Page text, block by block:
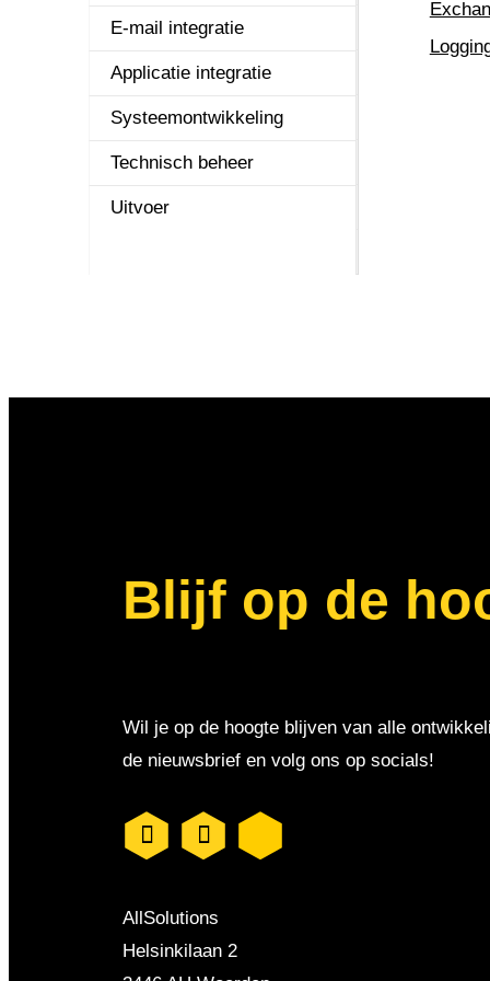
E-mail integratie
Applicatie integratie
Systeemontwikkeling
Technisch beheer
Uitvoer
Logistiek
Online Samenwerken
Projecten
REST API
Service & onderhoud
Blijf op de
Wil je op de hoogte blijven van alle
de nieuwsbrief en volg ons op socials!
AllSolutions
Helsinkilaan 2